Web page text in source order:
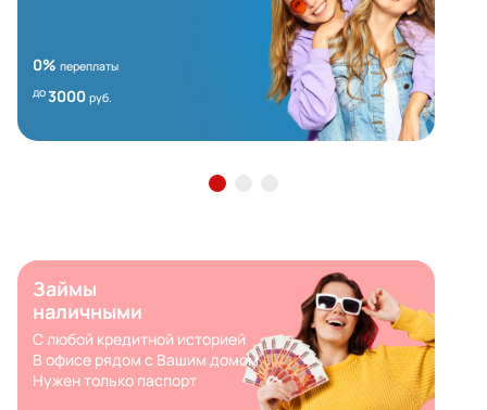
0% переплаты
до3000 руб.
Займы
наличными
С любой кредитной историей
В офисе рядом с Вашим домом
Нужен только паспорт